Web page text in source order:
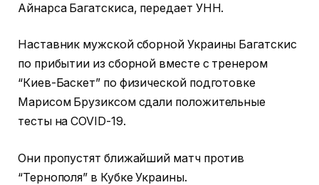
Айнарса Багатскиса, передает УНН.
Наставник мужской сборной Украины Багатскис
по прибытии из сборной вместе с тренером
“Киев-Баскет” по физической подготовке
Марисом Брузиксом сдали положительные
тесты на COVID-19.
Они пропустят ближайший матч против
“Тернополя” в Кубке Украины.